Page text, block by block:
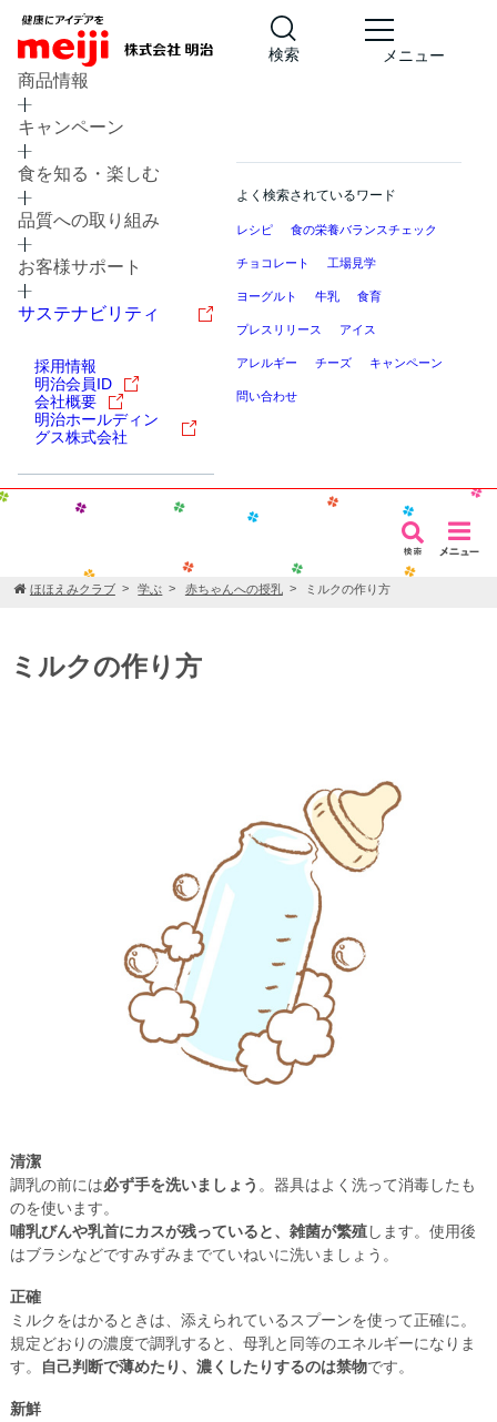
検索 メニュー
商品情報
キャンペーン
食を知る・楽しむ
品質への取り組み
お客様サポート
サステナビリティ
採用情報
明治会員ID
会社概要
明治ホールディン
グス株式会社
よく検索されているワード
レシピ 食の栄養バランスチェック
チョコレート 工場見学
ヨーグルト 牛乳 食育
プレスリリース アイス
アレルギー チーズ キャンペーン
問い合わせ
ほほえみクラブ 学ぶ 赤ちゃんへの授乳 ミルクの作り方
ミルクの作り方
清潔
調乳の前には必ず手を洗いましょう 。器具はよく洗って消毒したも
のを使います。
哺乳びんや乳首にカスが残っていると、雑菌が繁殖します。使用後
はブラシなどですみずみまでていねいに洗いましょう。
正確
ミルクをはかるときは、添えられているスプーンを使って正確に。
規定どおりの濃度で調乳すると、母乳と同等のエネルギーになりま
す。
自己判断で薄めたり、濃くしたりするのは禁物です。
新鮮